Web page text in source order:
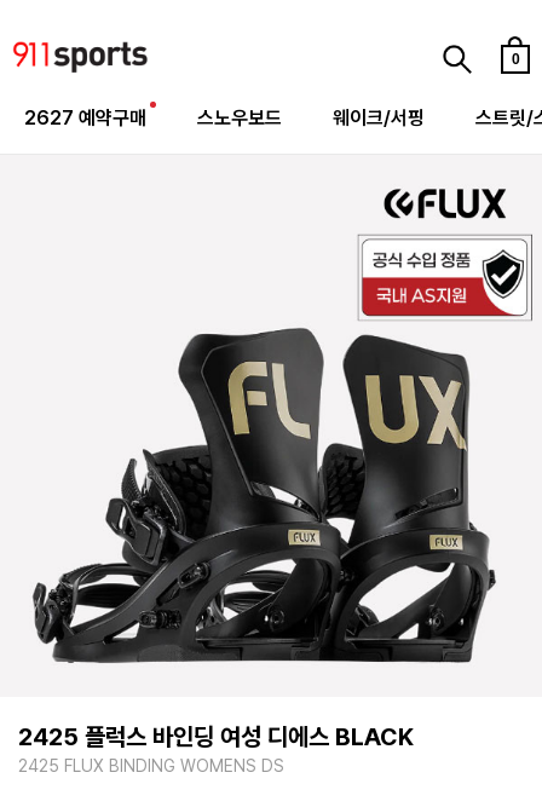
0
2627 예약구매 스노우보드 웨이크/서핑 스트릿/
2425 플럭스 바인딩 여성 디에스 BLACK
2425 FLUX BINDING WOMENS DS